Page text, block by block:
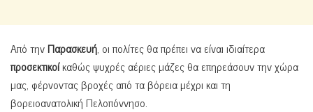
Από τηνΠαρασκευή, οι πολίτες θα πρέπει να είναι ιδιαίτερα
προσεκτικοίκαθώς ψυχρές αέριες μάζες θα επηρεάσουν την χώρα
μας, φέρνοντας βροχές από τα βόρεια μέχρι και τη
βορειοανατολική Πελοπόννησο.